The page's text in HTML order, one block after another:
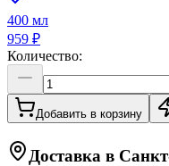
400 мл
959 ₽
Количество:
Добавить в корзину
Доставка в